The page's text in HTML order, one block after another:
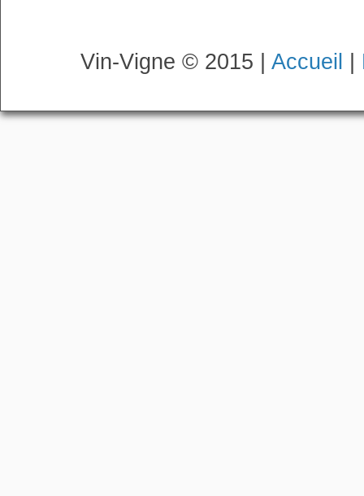
Vin-Vigne © 2015 | Accueil